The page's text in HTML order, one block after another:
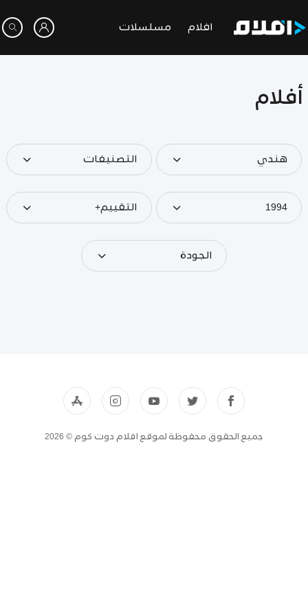
افلام مسلسلات
أفلام
هندي التصنيفات
1994 التقييم+
الجودة
جميع الحقوق محفوظة لموقع افلام دوت كوم © 2026